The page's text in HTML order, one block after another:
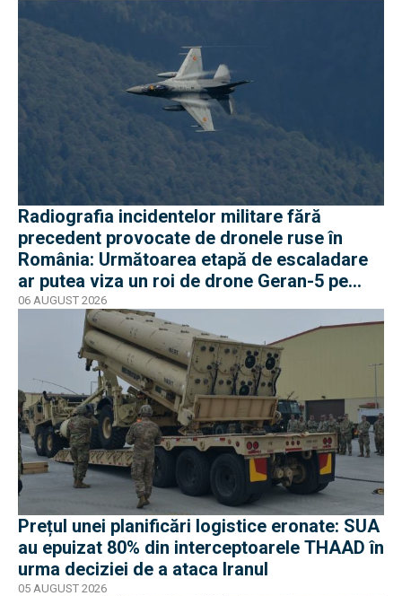
Radiografia incidentelor militare fără
precedent provocate de dronele ruse în
România: Următoarea etapă de escaladare
ar putea viza un roi de drone Geran-5 pe
direcția Galați-Reni
06 AUGUST 2026
Prețul unei planificări logistice eronate: SUA
au epuizat 80% din interceptoarele THAAD în
urma deciziei de a ataca Iranul
05 AUGUST 2026